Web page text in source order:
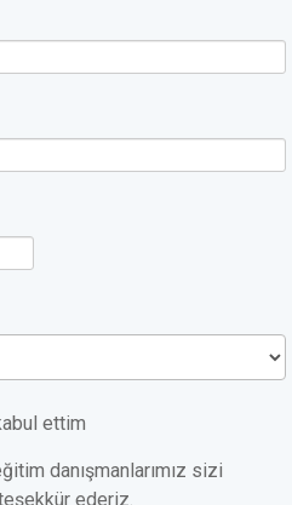
ettim
danışmanlarımız sizi
ederiz.